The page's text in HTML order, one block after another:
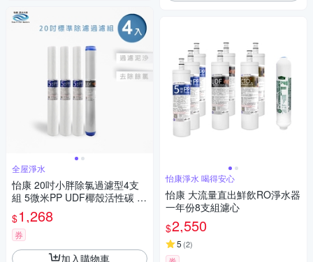
全屋淨水
怡康 20吋小胖除氯過濾型4支
組 5微米PP UDF椰殼活性碳 全
屋淨水
$1,268
券
加入購物車
怡康淨水 喝得安心
怡康 大流量直出鮮飲RO淨水器
一年份8支組濾心
$2,550
5 (2)